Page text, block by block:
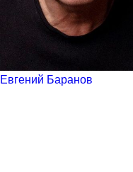
Евгений Баранов